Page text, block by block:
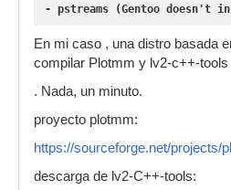
- pstreams (Gentoo doesn't
En mi caso , una distro basada
compilar Plotmm y lv2-c++-tools
. Nada, un minuto.
proyecto plotmm:
https://sourceforge.net/projects/
descarga de lv2-C++-tools: